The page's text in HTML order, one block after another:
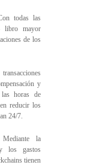
todas las
libro mayor
de los
y
horas de
reducir los
24/7.
la
los gastos
tienen